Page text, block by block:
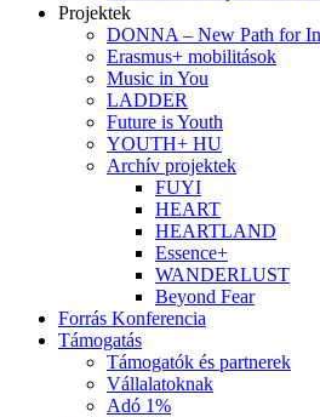
Projektek
DONNA – New Path for
Erasmus+ mobilitások
Music in You
LADDER
Future is Youth
YOUTH+ HU
Archív projektek
FUYI
HEART
HEARTLAND
Essence+
WANDERLUST
Beyond Fear
Forrás Konferencia
Támogatás
Támogatók és partnerek
Vállalatoknak
Adó 1%